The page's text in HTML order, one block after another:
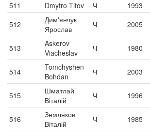
511
Dmytro Titov Ч 1993
512
Димʼянчук
Ярослав
Ч 2005
513
Askerov
Viacheslav
Ч 1980
514
Tomchyshen
Bohdan
Ч 2003
515
Шматлай
Віталій
Ч 1996
516
Земляков
Віталій
Ч 1985